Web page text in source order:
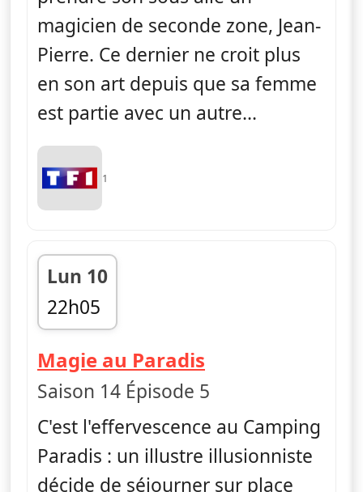
magicien de seconde zone, Jean-
Pierre. Ce dernier ne croit plus
en son art depuis que sa femme
est partie avec un autre...
1
Lun 10
22h05
fin 23h00
Magie au Paradis
Saison 14 Épisode 5
C'est l'effervescence au Camping
Paradis : un illustre illusionniste
décide de séjourner sur place